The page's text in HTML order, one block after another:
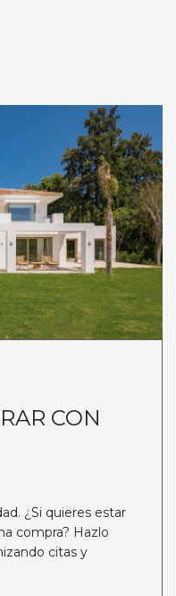
CON
¿Si quieres estar
compra? Hazlo
citas y